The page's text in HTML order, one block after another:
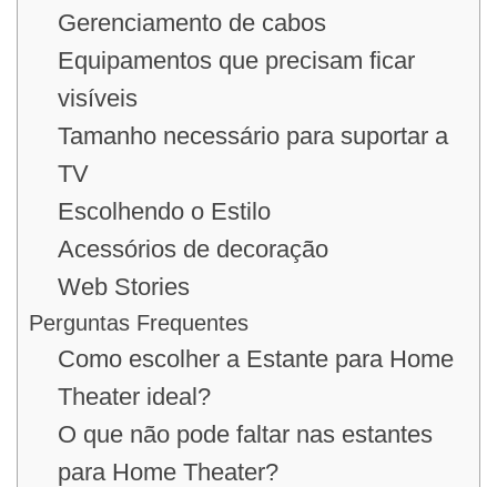
Gerenciamento de cabos
Equipamentos que precisam ficar
visíveis
Tamanho necessário para suportar a
TV
Escolhendo o Estilo
Acessórios de decoração
Web Stories
Perguntas Frequentes
Como escolher a Estante para Home
Theater ideal?
O que não pode faltar nas estantes
para Home Theater?